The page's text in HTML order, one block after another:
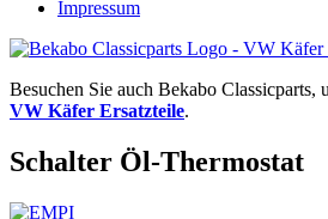
Impressum
Besuchen Sie auch Bekabo Classicparts,
VW Käfer Ersatzteile.
Schalter Öl-Thermostat